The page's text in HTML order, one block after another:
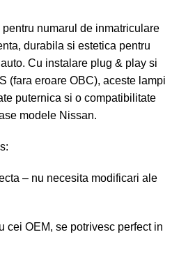
numarul de inmatriculare
durabila si estetica pentru
Cu instalare plug & play si
(fara eroare OBC), aceste lampi
puternica si o compatibilitate
modele Nissan.
– nu necesita modificari ale
cei OEM, se potrivesc perfect in